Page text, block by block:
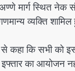
मार्ग स्थित नेक
व्यक्ति शामिल
कहा कि सभी को
इफ्तार का